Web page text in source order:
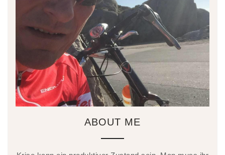
ABOUT ME